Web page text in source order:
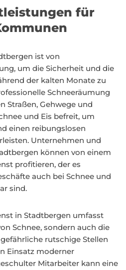
für
ist von
um die Sicherheit und die
der kalten Monate zu
Schneeräumung
Straßen, Gehwege und
und Eis befreit, um
einen reibungslosen
Unternehmen und
können von einem
profitieren, der es
auch bei Schnee und
sind.
in Stadtbergen umfasst
Schnee, sondern auch die
rutschige Stellen
Einsatz moderner
Mitarbeiter kann eine